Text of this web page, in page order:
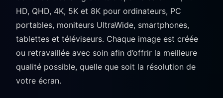
HD, QHD, 4K, 5K et 8K pour ordinateurs, PC
portables, moniteurs UltraWide, smartphones,
tablettes et téléviseurs. Chaque image est créée
ou retravaillée avec soin afin d’offrir la meilleure
qualité possible, quelle que soit la résolution de
votre écran.